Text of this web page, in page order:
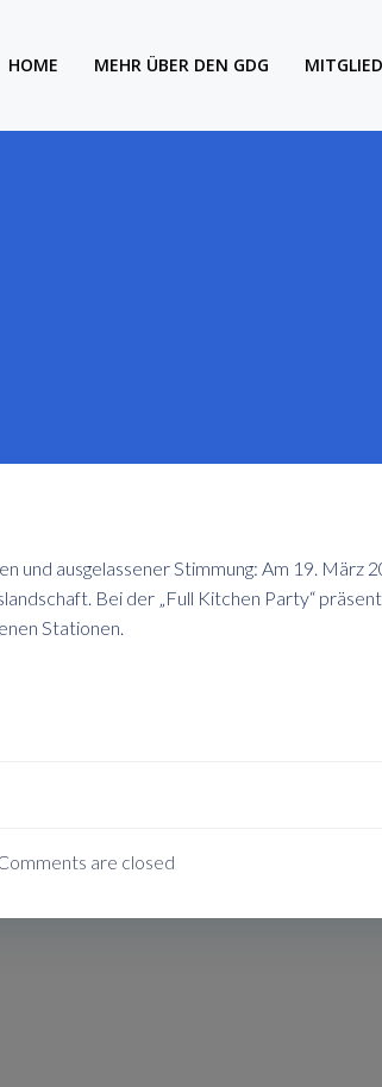
HOME MEHR ÜBER DEN GDG
und ausgelassener Stimmung: Am 19. März
Bei der „Full Kitchen Party“
Stationen.
Navigation
are closed